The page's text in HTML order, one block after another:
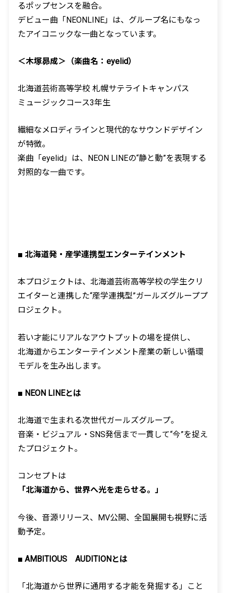
るポップセンスを融合。
デビュー曲「NEONLINE 」は、グループ名にもなっ
たアイコニックな一曲となっています。
＜木塚昴成＞（楽曲名： eyelid）
北海道芸術高等学校 札幌サテライトキャンパス
ミュージックコース3年生
繊細なメロディラインと現代的なサウンドデザイン
が特徴。
楽曲「 eyelid」は、 NEON LINEの“静と動”を表現する
対照的な一曲です。
■ 北海道発・産学連携型エンターテインメント
本プロジェクトは、北海道芸術高等学校の学生クリ
エイターと連携した“産学連携型”ガールズグループプ
ロジェクト。
若い才能にリアルなアウトプットの場を提供し、
北海道からエンターテインメント産業の新しい循環
モデルを生み出します。
■ NEON LINEとは
北海道で生まれる次世代ガールズグループ。
音楽・ビジュアル・ SNS発信まで一貫して“今”を捉え
たプロジェクト。
コンセプトは
「北海道から、世界へ光を走らせる。」
今後、音源リリース、 MV公開、全国展開も視野に活
動予定。
■ AMBITIOUS AUDITIONとは
「北海道から世界に通用する才能を発掘する」こと